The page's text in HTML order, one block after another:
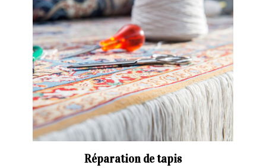
Réparation de tapis